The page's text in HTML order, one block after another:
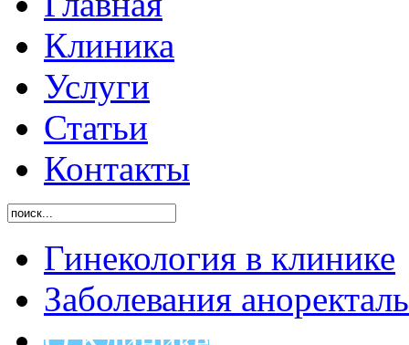
Клиника
Услуги
Статьи
Контакты
Гинекология в клинике
Заболевания